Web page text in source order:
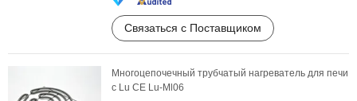
Связаться с Поставщиком
Многоцепочечный трубчатый нагреватель для печи
с Lu CE Lu-Ml06